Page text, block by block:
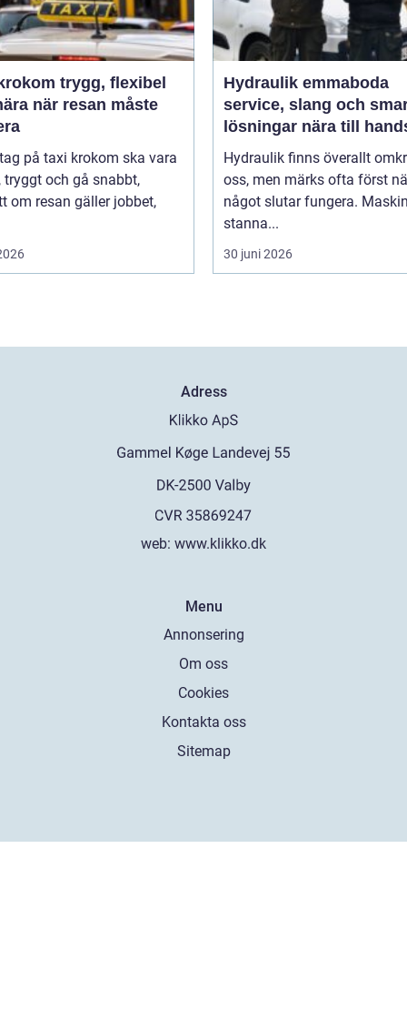
trygg, flexibel
när resan måste
på taxi krokom ska vara
tryggt och gå snabbt,
om resan gäller jobbet,
Hydraulik emmaboda
service, slang och
lösningar nära till
Hydraulik finns överallt
oss, men märks ofta först
något slutar fungera.
stanna...
30 juni 2026
Adress
web: www.klikko.dk
Menu
Annonsering
Om oss
Cookies
Kontakta oss
Sitemap